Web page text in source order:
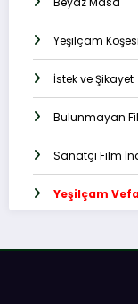
Yeşilçam Köşesi
İstek ve Şikayet
Bulunmayan
Sanatçı Film
Yeşilçam